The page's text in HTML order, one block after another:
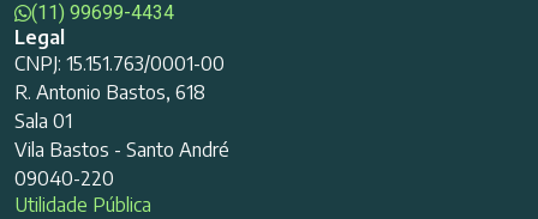
(11) 99699-4434
Legal
CNPJ: 15.151.763/0001-00
R. Antonio Bastos, 618
Sala 01
Vila Bastos - Santo André
09040-220
Utilidade Pública